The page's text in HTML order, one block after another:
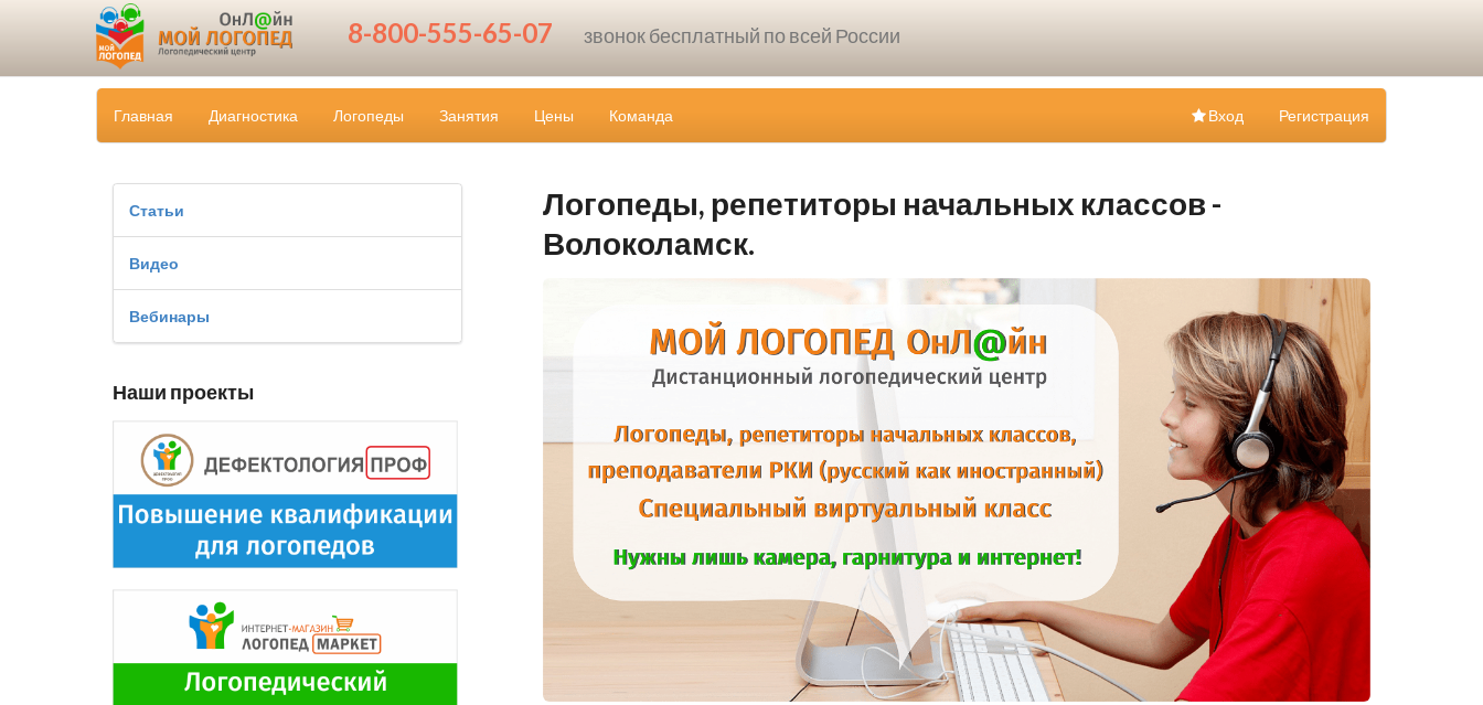
8-800-555-65-07 звонок бесплатный по всей России
Главная Диагностика Логопеды Занятия Цены Команда Регистрация
Вход
Статьи
Видео
Вебинары
Наши проекты
Логопеды, репетиторы начальных классов -
Волоколамск.